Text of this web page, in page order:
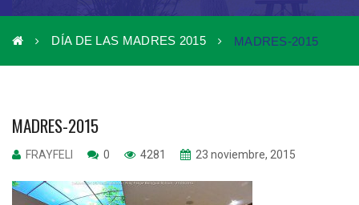
DÍA DE LAS MADRES 2015 MADRES-2015
MADRES-2015
FRAYFELI 0 4281 23 noviembre, 2015